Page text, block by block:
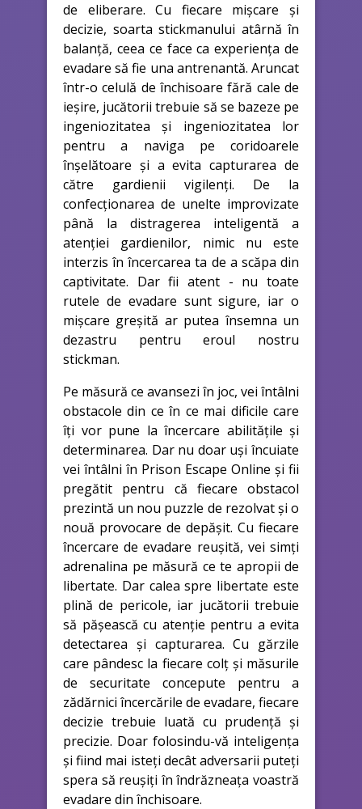
de eliberare. Cu fiecare mișcare și
decizie, soarta stickmanului atârnă în
balanță, ceea ce face ca experiența de
evadare să fie una antrenantă. Aruncat
într-o celulă de închisoare fără cale de
ieșire, jucătorii trebuie să se bazeze pe
ingeniozitatea și ingeniozitatea lor
pentru a naviga pe coridoarele
înșelătoare și a evita capturarea de
către gardienii vigilenți. De la
confecționarea de unelte improvizate
până la distragerea inteligentă a
atenției gardienilor, nimic nu este
interzis în încercarea ta de a scăpa din
captivitate. Dar fii atent - nu toate
rutele de evadare sunt sigure, iar o
mișcare greșită ar putea însemna un
dezastru pentru eroul nostru
stickman.
Pe măsură ce avansezi în joc, vei întâlni
obstacole din ce în ce mai dificile care
îți vor pune la încercare abilitățile și
determinarea. Dar nu doar uși încuiate
vei întâlni în Prison Escape Online și fii
pregătit pentru că fiecare obstacol
prezintă un nou puzzle de rezolvat și o
nouă provocare de depășit. Cu fiecare
încercare de evadare reușită, vei simți
adrenalina pe măsură ce te apropii de
libertate. Dar calea spre libertate este
plină de pericole, iar jucătorii trebuie
să pășească cu atenție pentru a evita
detectarea și capturarea. Cu gărzile
care pândesc la fiecare colț și măsurile
de securitate concepute pentru a
zădărnici încercările de evadare, fiecare
decizie trebuie luată cu prudență și
precizie. Doar folosindu-vă inteligența
și fiind mai isteți decât adversarii puteți
spera să reușiți în îndrăzneața voastră
evadare din închisoare.